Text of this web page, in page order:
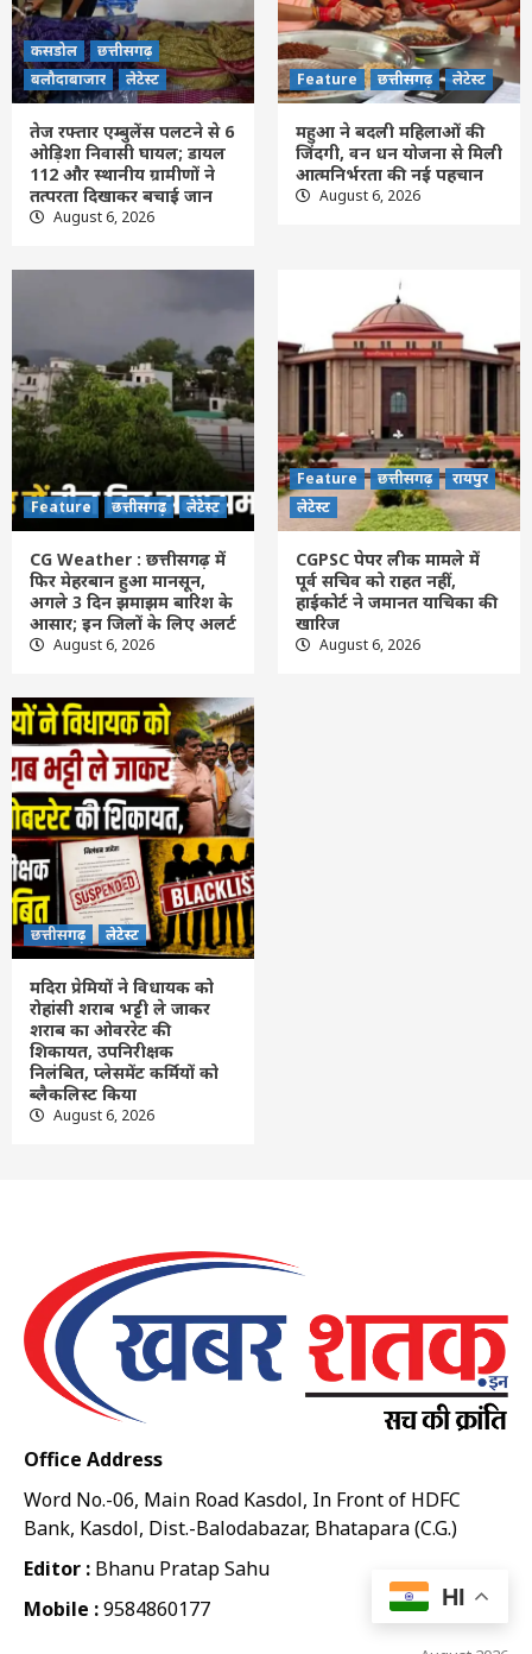
1
कसडोल छत्तीसगढ़ बलौदाबाजार लेटेस्ट
तेज रफ्तार एम्बुलेंस पलटने से 6 ओड़िशा निवासी
घायल; डायल 112 और स्थानीय ग्रामीणों ने तत्परता
दिखाकर बचाई जान
Feature छत्तीसगढ़
महुआ ने बदली महिलाओं की जिंदगी, वन धन
योजना से मिली आत्मनिर्भरता की नई पहचान
3
CG Weather : छत्तीसगढ़ में फिर मेहरबान हुआ
मानसून, अगले 3 दिन झमाझम बारिश के आसार;
इन जिलों के लिए अलर्ट
4
Feature छत्तीसगढ़ रायपुर लेटेस्ट
CGPSC पेपर लीक मामले में पूर्व सचिव को राहत
नहीं, हाईकोर्ट ने जमानत याचिका की खारिज
5
छत्तीसगढ़ लेटेस्ट
मदिरा प्रेमियों ने विधायक को रोहांसी शराब भट्टी ले
जाकर शराब का ओवररेट की शिकायत, उपनिरीक्षक
निलंबित, प्लेसमेंट कर्मियों को ब्लैकलिस्ट किया
कसडोल
छत्तीसगढ़
बलौदाबाजार
लेटेस्ट
तेज रफ्तार एम्बुलेंस पलटने से 6
ओड़िशा निवासी घायल; डायल
112 और स्थानीय ग्रामीणों ने
तत्परता दिखाकर बचाई जान
August 6, 2026
Feature छत्तीसगढ़ लेटेस्ट
महुआ ने बदली महिलाओं की
जिंदगी, वन धन योजना से मिली
आत्मनिर्भरता की नई पहचान
August 6, 2026
Feature छत्तीसगढ़ लेटेस्ट
CG Weather : छत्तीसगढ़ में
फिर मेहरबान हुआ मानसून,
अगले 3 दिन झमाझम बारिश के
आसार; इन जिलों के लिए अलर्ट
August 6, 2026
Feature छत्तीसगढ़
रायपुर
लेटेस्ट
CGPSC पेपर लीक मामले में
पूर्व सचिव को राहत नहीं,
हाईकोर्ट ने जमानत याचिका की
खारिज
August 6, 2026
छत्तीसगढ़ लेटेस्ट
मदिरा प्रेमियों ने विधायक को
रोहांसी शराब भट्टी ले जाकर
शराब का ओवररेट की
शिकायत, उपनिरीक्षक
निलंबित, प्लेसमेंट कर्मियों को
ब्लैकलिस्ट किया
August 6, 2026
Office Address
Word No.-06, Main Road Kasdol, In Front of HDFC
Bank, Kasdol, Dist.-Balodabazar, Bhatapara (C.G.)
Editor : Bhanu Pratap Sahu
Mobile :9584860177 HI